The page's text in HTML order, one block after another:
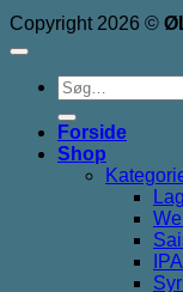
Copyright 2026 ©
Søg
efter:
Forside
Shop
IPA